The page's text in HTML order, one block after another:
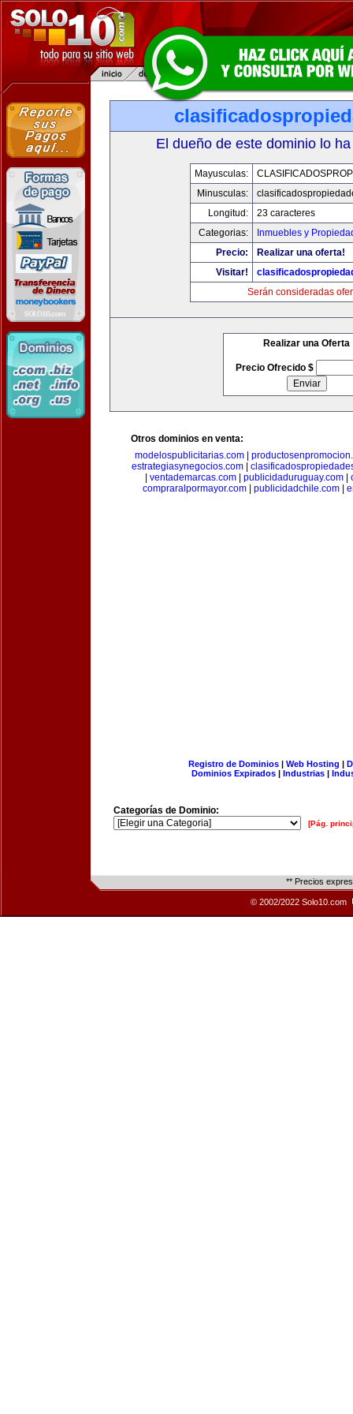
El dueño de este dominio lo
Mayusculas:
Minusculas:
Longitud:
23 caracteres
Categorias:
Inmuebles y
Precio:
Realizar una oferta!
Visitar!
Serán consideradas
Realizar una Oferta
Precio Ofrecido $
Otros dominios en venta:
modelospublicitarias.com
estrategiasynegocios.com|
ventademarcas.com publicidaduruguay.com
compraralpormayor.com| publicidadchile.com|
Registro de Dominios| Web Hosting |
Dominios Expirados | Industrias |
Categorías de Dominio:
[Pág.
** Precios
© 2002/2022 Solo10.com